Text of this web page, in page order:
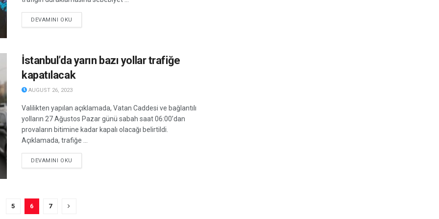
DEVAMINI OKU
İstanbul’da yarın bazı yollar trafiğe
kapatılacak
AUGUST 26, 2023
Valilikten yapılan açıklamada, Vatan Caddesi ve bağlantılı
yolların 27 Ağustos Pazar günü sabah saat 06:00’dan
provaların bitimine kadar kapalı olacağı belirtildi.
Açıklamada, trafiğe ...
DEVAMINI OKU
5 6 7